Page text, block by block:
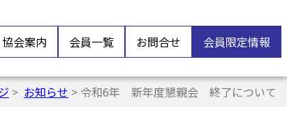
協会案内 会員一覧 お問合せ 会員限定情報
> お知らせ > 令和6年 新年度懇親会 終了について